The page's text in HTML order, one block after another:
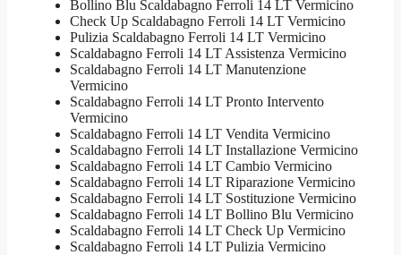
Bollino Blu Scaldabagno Ferroli 14 LT Vermicino
Check Up Scaldabagno Ferroli 14 LT Vermicino
Pulizia Scaldabagno Ferroli 14 LT Vermicino
Scaldabagno Ferroli 14 LT Assistenza Vermicino
Scaldabagno Ferroli 14 LT Manutenzione
Vermicino
Scaldabagno Ferroli 14 LT Pronto Intervento
Vermicino
Scaldabagno Ferroli 14 LT Vendita Vermicino
Scaldabagno Ferroli 14 LT Installazione Vermicino
Scaldabagno Ferroli 14 LT Cambio Vermicino
Scaldabagno Ferroli 14 LT Riparazione Vermicino
Scaldabagno Ferroli 14 LT Sostituzione Vermicino
Scaldabagno Ferroli 14 LT Bollino Blu Vermicino
Scaldabagno Ferroli 14 LT Check Up Vermicino
Scaldabagno Ferroli 14 LT Pulizia Vermicino